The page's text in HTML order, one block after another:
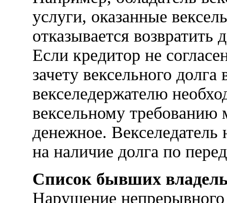
услуги, оказанные
отказывается возвратить
Если кредитор не
зачету вексельного
векселедержателю
вексельному
денежное. Векселедатель
на наличие долга по
Список бывших
Нарушение